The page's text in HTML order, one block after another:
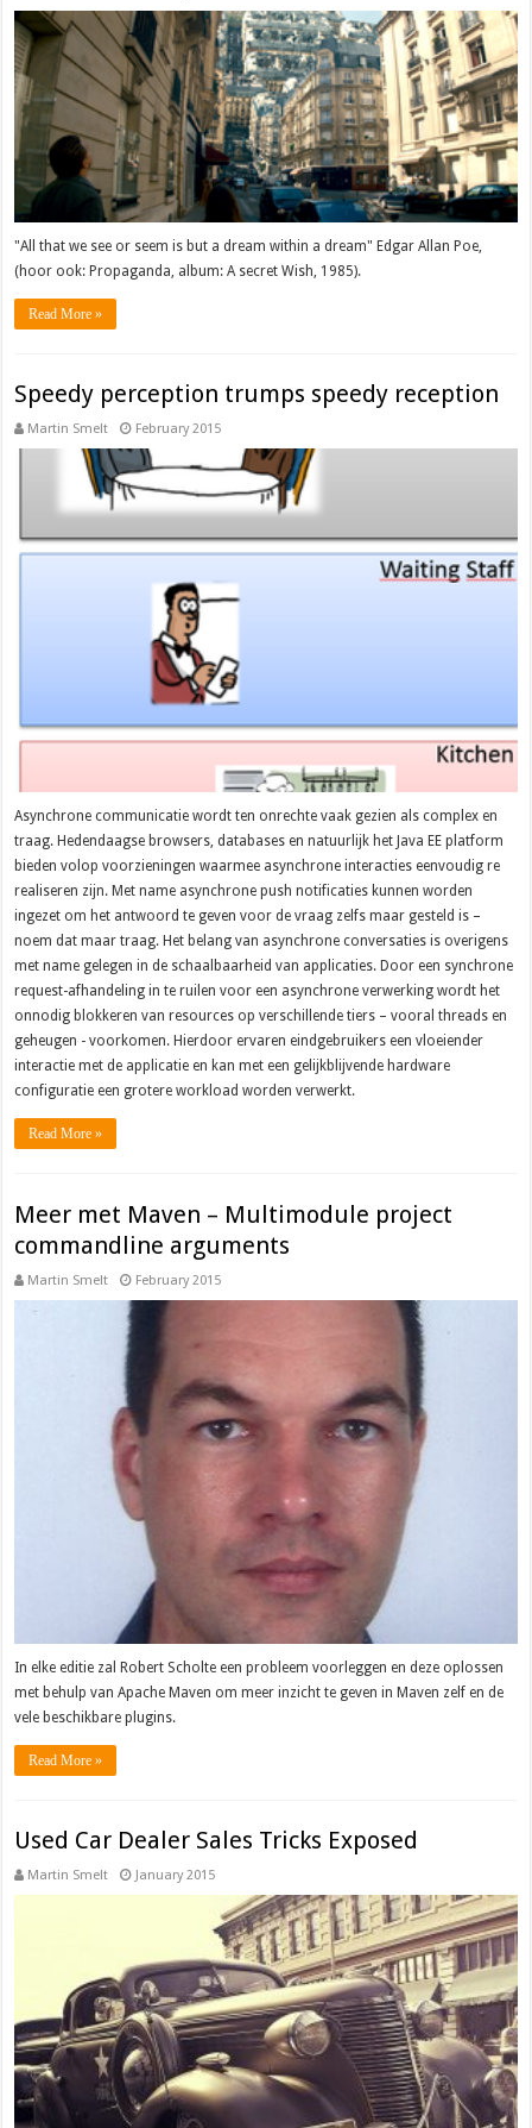
"All that we see or seem is but a dream within a dream" Edgar Allan Poe,
(hoor ook: Propaganda, album: A secret Wish, 1985).
Read More »
Speedy perception trumps speedy reception
Martin Smelt February 2015
Asynchrone communicatie wordt ten onrechte vaak gezien als complex en
traag. Hedendaagse browsers, databases en natuurlijk het Java EE platform
bieden volop voorzieningen waarmee asynchrone interacties eenvoudig re
realiseren zijn. Met name asynchrone push notificaties kunnen worden
ingezet om het antwoord te geven voor de vraag zelfs maar gesteld is –
noem dat maar traag. Het belang van asynchrone conversaties is overigens
met name gelegen in de schaalbaarheid van applicaties. Door een synchrone
request-afhandeling in te ruilen voor een asynchrone verwerking wordt het
onnodig blokkeren van resources op verschillende tiers – vooral threads en
geheugen - voorkomen. Hierdoor ervaren eindgebruikers een vloeiender
interactie met de applicatie en kan met een gelijkblijvende hardware
configuratie een grotere workload worden verwerkt.
Read More »
Meer met Maven – Multimodule project
commandline arguments
Martin Smelt February 2015
In elke editie zal Robert Scholte een probleem voorleggen en deze oplossen
met behulp van Apache Maven om meer inzicht te geven in Maven zelf en de
vele beschikbare plugins.
Read More »
Used Car Dealer Sales Tricks Exposed
Martin Smelt January 2015